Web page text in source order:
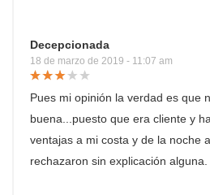
Decepcionada
18 de marzo de 2019 - 11:07 am
Pues mi opinión la verdad es que
buena...puesto que era cliente y
ventajas a mi costa y de la noche
rechazaron sin explicación alguna.